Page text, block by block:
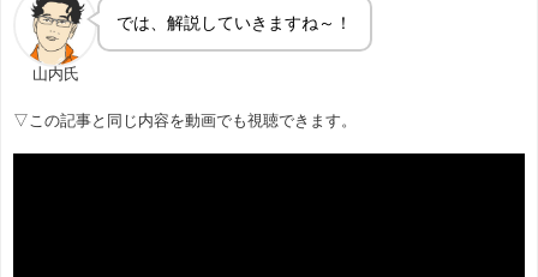
山内氏
では、解説していきますね～！
▽この記事と同じ内容を動画でも視聴できます。